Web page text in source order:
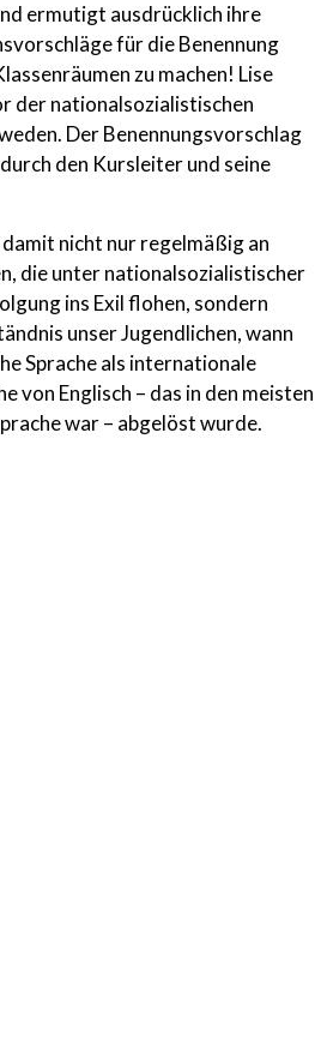
ermutigt ausdrücklich ihre
für die Benennung
zu machen! Lise
der nationalsozialistischen
Der Benennungsvorschlag
den Kursleiter und seine
nicht nur regelmäßig an
die unter nationalsozialistischer
ins Exil flohen, sondern
unser Jugendlichen, wann
Sprache als internationale
von Englisch – das in den meisten
war – abgelöst wurde.